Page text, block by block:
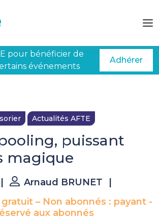
pour bénéficier de
événements
Adhérer
Actualités AFTE
puissant
magique
Arnaud BRUNET
– Non abonnés : payant -
aux abonnés